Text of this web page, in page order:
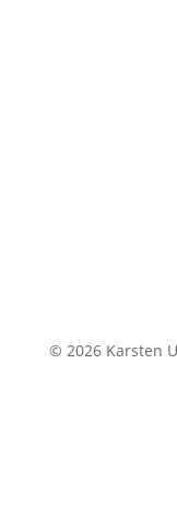
© 2026 Karsten